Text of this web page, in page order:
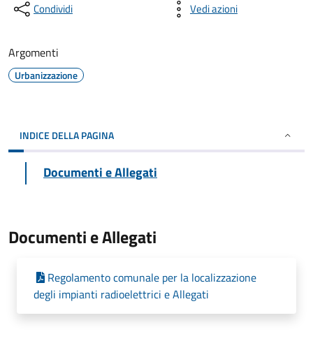
Condividi Vedi azioni
Argomenti
Urbanizzazione
INDICE DELLA PAGINA
Documenti e Allegati
Documenti e Allegati
Regolamento comunale per la localizzazione
degli impianti radioelettrici e Allegati